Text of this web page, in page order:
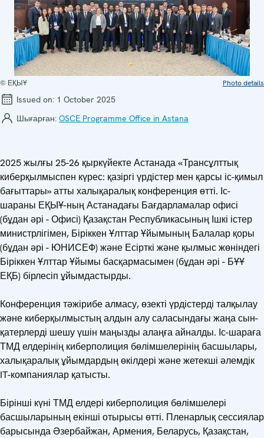
© ЕҚЫҰ Photo details
Issued on: 1 October 2025
Шығарған: OSCE Programme Office in Astana
2025 жылғы 25-26 қыркүйекте Астанада «Трансұлттық
киберқылмыспен күрес: қазіргі үрдістер мен қарсы іс-қимыл
бағыттары» атты халықаралық конференция өтті. Іс-
шараны ЕҚЫҰ-ның Астанадағы Бағдарламалар офисі
(бұдан әрі - Офисі) Қазақстан Республикасының Ішкі істер
министрлігімен, Біріккен Ұлттар Ұйымының Балалар қоры
(бұдан әрі - ЮНИСЕФ) және Есірткі және қылмыс жөніндегі
Біріккен Ұлттар Ұйымы басқармасымен (бұдан әрі - БҰҰ
ЕҚБ) бірлесіп ұйымдастырды.
Конференция тәжірибе алмасу, өзекті үрдістерді талқылау
және киберқылмыстың алдын алу саласындағы жаңа сын-
қатерлерді шешу үшін маңызды алаңға айналды. Іс-шараға
ТМД елдерінің киберполиция бөлімшелерінің басшылары,
халықаралық ұйымдардың өкілдері және жетекші әлемдік
IT-компаниялар қатысты.
Бірінші күні ТМД елдері киберполиция бөлімшелері
басшыларының екінші отырысы өтті. Пленарлық сессиялар
барысында Әзербайжан, Армения, Беларусь, Қазақстан,